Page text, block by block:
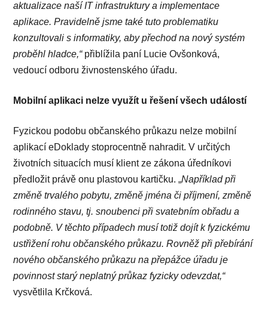
aktualizace naší IT infrastruktury a implementace
aplikace. Pravidelně jsme také tuto problematiku
konzultovali s informatiky, aby přechod na nový systém
proběhl hladce,“přiblížila paní Lucie Ovšonková,
vedoucí odboru živnostenského úřadu.
Mobilní aplikaci nelze využít u řešení všech událostí
Fyzickou podobu občanského průkazu nelze mobilní
aplikací eDoklady stoprocentně nahradit. V určitých
životních situacích musí klient ze zákona úředníkovi
předložit právě onu plastovou kartičku. „Například při
změně trvalého pobytu, změně jména či příjmení, změně
rodinného stavu, tj. snoubenci při svatebním obřadu a
podobně. V těchto případech musí totiž dojít k fyzickému
ustřižení rohu občanského průkazu. Rovněž při přebírání
nového občanského průkazu na přepážce úřadu je
povinnost starý neplatný průkaz fyzicky odevzdat,“
vysvětlila Krčková.